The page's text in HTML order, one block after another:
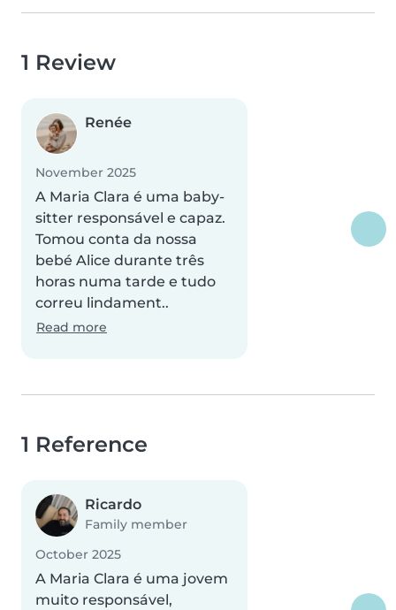
1 Review
Renée
November 2025
A Maria Clara é uma baby-
sitter responsável e capaz.
Tomou conta da nossa
bebé Alice durante três
horas numa tarde e tudo
correu lindament..
Read more
1 Reference
Ricardo
Family member
October 2025
A Maria Clara é uma jovem
muito responsável,